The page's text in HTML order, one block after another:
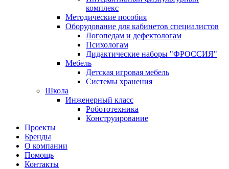
комплекс
Методические пособия
Оборудование для кабинетов специалистов
Логопедам и дефектологам
Психологам
Дидактические наборы "ФРОССИЯ"
Мебель
Детская игровая мебель
Системы хранения
Школа
Инженерный класс
Робототехника
Конструирование
Проекты
Бренды
О компании
Помощь
Контакты